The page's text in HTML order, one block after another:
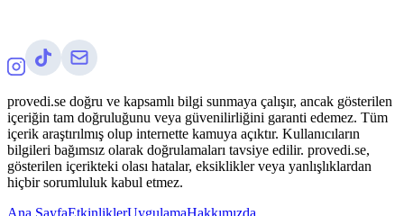
provedi.se doğru ve kapsamlı bilgi sunmaya çalışır, ancak gösterilen
içeriğin tam doğruluğunu veya güvenilirliğini garanti edemez. Tüm
içerik araştırılmış olup internette kamuya açıktır. Kullanıcıların
bilgileri bağımsız olarak doğrulamaları tavsiye edilir. provedi.se,
gösterilen içerikteki olası hatalar, eksiklikler veya yanlışlıklardan
hiçbir sorumluluk kabul etmez.
Ana SayfaEtkinliklerUygulamaHakkımızda